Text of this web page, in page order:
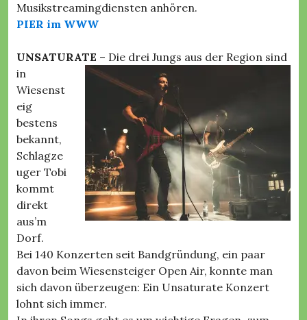
Musikstreamingdiensten anhören.
PIER im WWW
UNSATURATE – Die drei Jungs aus der Region sind
in
Wiesenst
eig
bestens
bekannt,
Schlagze
uger Tobi
kommt
direkt
aus’m
Dorf.
Bei 140 Konzerten seit Bandgründung, ein paar
davon beim Wiesensteiger Open Air, konnte man
sich davon überzeugen: Ein Unsaturate Konzert
lohnt sich immer.